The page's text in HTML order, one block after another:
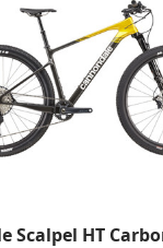
Scalpel HT